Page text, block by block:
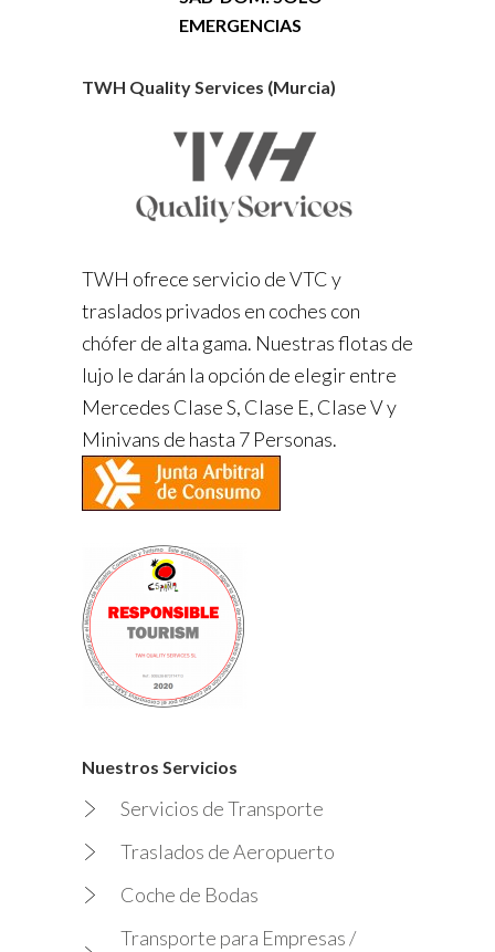
EMERGENCIAS
TWH Quality Services (Murcia)
TWH ofrece servicio de VTC y
traslados privados en coches con
chófer de alta gama. Nuestras flotas de
lujo le darán la opción de elegir entre
Mercedes Clase S, Clase E, Clase V y
Minivans de hasta 7 Personas.
Nuestros Servicios
Servicios de Transporte
Traslados de Aeropuerto
Coche de Bodas
Transporte para Empresas /